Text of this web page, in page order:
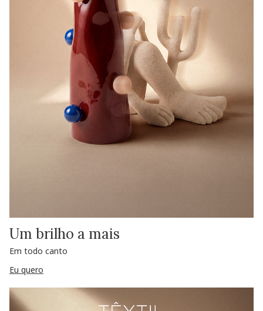
Um brilho a mais
Em todo canto
Eu quero